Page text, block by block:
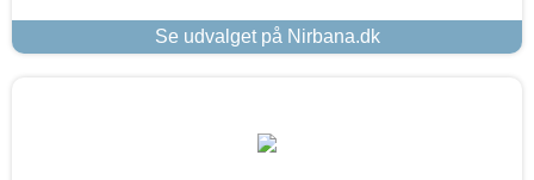
Se udvalget på Nirbana.dk